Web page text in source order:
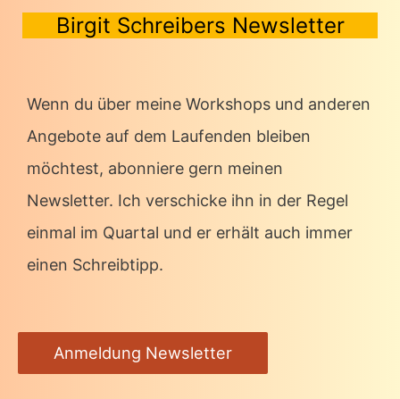
Birgit Schreibers Newsletter
Wenn du über meine Workshops und anderen
Angebote auf dem Laufenden bleiben
möchtest, abonniere gern meinen
Newsletter. Ich verschicke ihn in der Regel
einmal im Quartal und er erhält auch immer
einen Schreibtipp.
Anmeldung Newsletter